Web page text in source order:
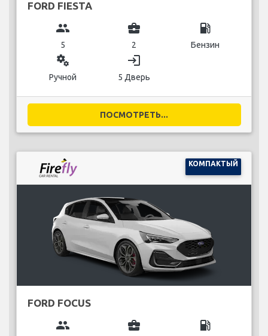
FORD FIESTA
group
5
business_center
2
local_gas_station
Бензин
miscellaneous_services
Ручной
login
5 Дверь
ПОСМОТРЕТЬ...
КОМПАКТЫЙ
FORD FOCUS
group business_center local_gas_station